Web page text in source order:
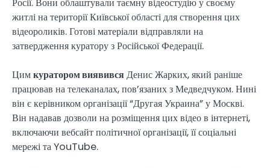
житлі на території Київської області для створення цих
відеороликів. Готові матеріали відправляли на
затвердження куратору з Російської Федерації.
Цимкуратором виявивсяДенис Жарких, який раніше
працював на телеканалах, пов’язаних з Медведчуком. Нині
він є керівником організації “Другая Украина” у Москві.
Він надавав дозволи на розміщення цих відео в інтернеті,
включаючи вебсайт політичної організації, її соціальні
мережі та YouTube.